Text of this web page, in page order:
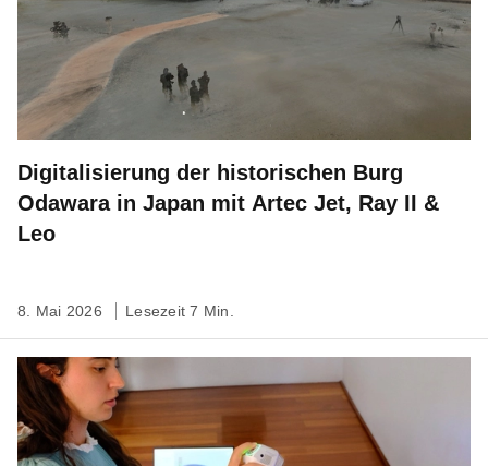
Digitalisierung der historischen Burg
Odawara in Japan mit Artec Jet, Ray II &
Leo
8. Mai 2026 Lesezeit 7 Min.